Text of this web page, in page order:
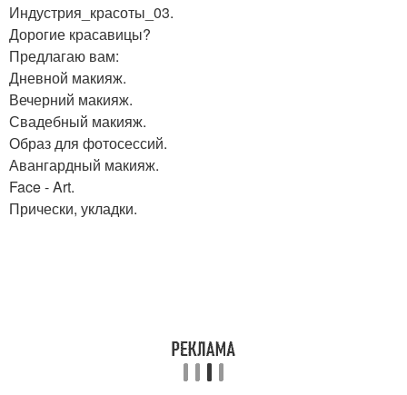
Индустрия_красоты_03.
Дорогие красавицы?
Предлагаю вам:
Дневной макияж.
Вечерний макияж.
Свадебный макияж.
Образ для фотосессий.
Авангардный макияж.
Face - Art.
Прически, укладки.